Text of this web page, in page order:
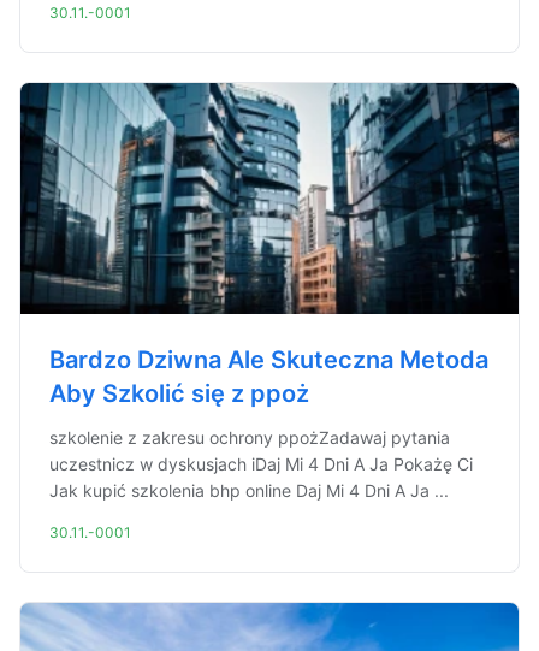
30.11.-0001
Bardzo Dziwna Ale Skuteczna Metoda
Aby Szkolić się z ppoż
szkolenie z zakresu ochrony ppożZadawaj pytania
uczestnicz w dyskusjach iDaj Mi 4 Dni A Ja Pokażę Ci
Jak kupić szkolenia bhp online Daj Mi 4 Dni A Ja ...
30.11.-0001